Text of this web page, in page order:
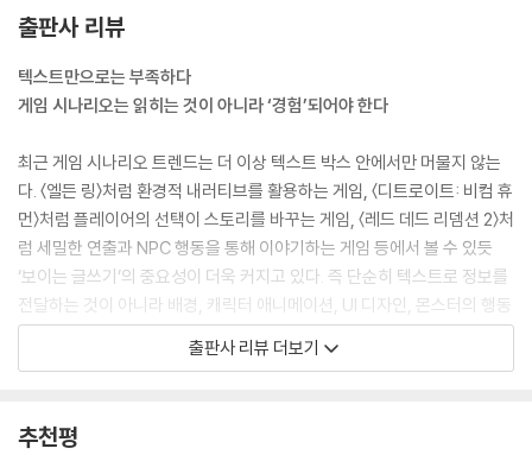
- 세계관 만들기-공간적 배경
- 세계관 만들기-개념적 배경
- 세계관 만들기-생물적 배경
- 세계관 만들기-문화적 배경
- 세계관 만들기-기타 설정
- 설정은 서술형보다 목록형으로
- 세계관 소개 문구 작성하기
- 지역 설정과 레벨 디자인하기
[게임 사례] 호라이즌 제로 던
캐릭터 만들기
- 플레이어 캐릭터 기획하기
- 캐릭터의 외형은 역할을 나타낸다
다수의 게이머는 시나리오 연출이 나온다 싶으면 바로 ‘Skip’ 버튼을 눌러
다음 게임으로 진입해 버립니다. 이것이 현실입니다. 그렇다고 여기에서
좌절할 필요는 없습니다. 이는 당연한 현상이고 이에 맞춰 게임은 만들어
--- p.24
게임 시나리오는 영화와 같은 시나리오와 아주 기본적인 부분에서부터 어
긋납니다. 위 내용을 게임으로 바꿀 때 제일 먼저 해야 할 일은 ‘인물’을 제
외하는 것입니다. 영화, 소설, 만화 등은 인물의 행동을 중심으로 전개되지
만 게임은 그것이 불가능하죠. 인물은 게임을 플레이하는 게이머 자신이기
때문입니다. 직접 조작하고 자유롭게 움직이므로 위에 쓴 것처럼 “검을 휘
둘렀으나 오히러 검이 부러졌다. 몸체가 쇠처럼 단단한 것 같다.”는 식의
스토리 전달은 불가능합니다. 게이머인 ‘나’는 검을 휘두르지 않고 도망칠
있으니까요. 그럼 시나리오에서 인물이 빠진다면 위 내용은 어떻게 전개해
출판사 리뷰
텍스트만으로는 부족하다
게임 시나리오는 읽히는 것이 아니라 ‘경험’되어야 한다
최근 게임 시나리오 트렌드는 더 이상 텍스트 박스 안에서만 머물지 않는
다. 〈엘든 링〉처럼 환경적 내러티브를 활용하는 게임, 〈디트로이트: 비컴 휴
먼〉처럼 플레이어의 선택이 스토리를 바꾸는 게임, 〈레드 데드 리뎀션 2〉처
럼 세밀한 연출과 NPC 행동을 통해 이야기하는 게임 등에서 볼 수 있듯
‘보이는 글쓰기’의 중요성이 더욱 커지고 있다. 즉 단순히 텍스트로 정보를
전달하는 것이 아니라 배경, 캐릭터 애니메이션, UI 디자인, 몬스터의 행동
패턴, 카메라 연출 등 다양한 요소를 활용해 시나리오를 경험하게 만들어
책은 깊이 있게 파고든다. 단순한 시나리오 작성법을 넘어 게임 장르별 스
출판사 리뷰 더보기
추천평